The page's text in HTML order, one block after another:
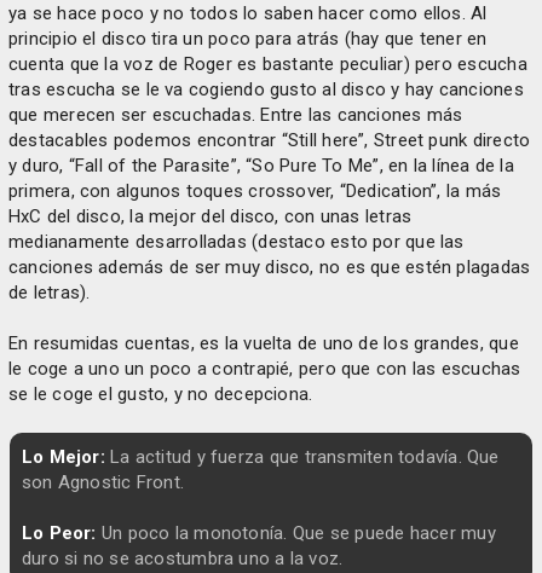
ya se hace poco y no todos lo saben hacer como ellos. Al
principio el disco tira un poco para atrás (hay que tener en
cuenta que la voz de Roger es bastante peculiar) pero escucha
tras escucha se le va cogiendo gusto al disco y hay canciones
que merecen ser escuchadas. Entre las canciones más
destacables podemos encontrar “Still here”, Street punk directo
y duro, “Fall of the Parasite”, “So Pure To Me”, en la línea de la
primera, con algunos toques crossover, “Dedication”, la más
HxC del disco, la mejor del disco, con unas letras
medianamente desarrolladas (destaco esto por que las
canciones además de ser muy disco, no es que estén plagadas
de letras).
En resumidas cuentas, es la vuelta de uno de los grandes, que
le coge a uno un poco a contrapié, pero que con las escuchas
se le coge el gusto, y no decepciona.
Lo Mejor: La actitud y fuerza que transmiten todavía. Que
son Agnostic Front.
Lo Peor: Un poco la monotonía. Que se puede hacer muy
duro si no se acostumbra uno a la voz.